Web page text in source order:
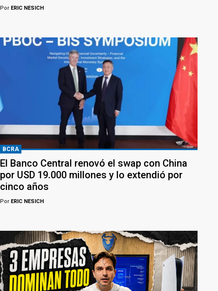
Por ERIC NESICH
BCRA
El Banco Central renovó el swap con China
por USD 19.000 millones y lo extendió por
cinco años
Por ERIC NESICH